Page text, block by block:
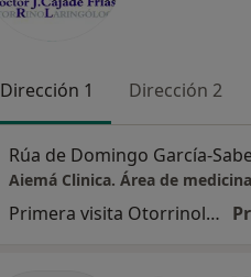
Dirección 1 Dirección 2
Aiemá Clinica. Área de
Primera visita Otorrinolaringología